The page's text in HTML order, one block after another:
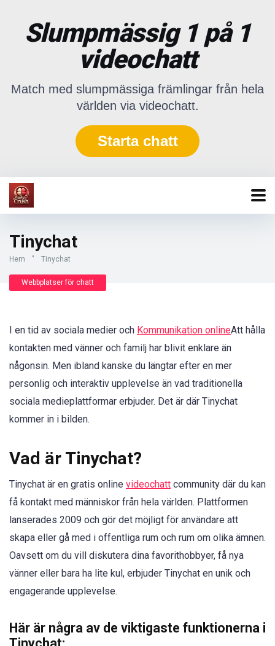
Slumpmässig 1 på 1
videochatt
Match med slumpmässiga främlingar från hela
världen via videochatt.
Starta chatt
Tinychat
Hem " Tinychat
Webbplatser för chatt
I en tid av sociala medier och Kommunikation onlineAtt hålla
kontakten med vänner och familj har blivit enklare än
någonsin. Men ibland kanske du längtar efter en mer
personlig och interaktiv upplevelse än vad traditionella
sociala medieplattformar erbjuder. Det är där Tinychat
kommer in i bilden.
Vad är Tinychat?
Tinychat är en gratis online videochatt community där du kan
få kontakt med människor från hela världen. Plattformen
lanserades 2009 och gör det möjligt för användare att
skapa eller gå med i offentliga rum och rum om olika ämnen.
Oavsett om du vill diskutera dina favorithobbyer, få nya
vänner eller bara ha lite kul, erbjuder Tinychat en unik och
engagerande upplevelse.
Här är några av de viktigaste funktionerna i